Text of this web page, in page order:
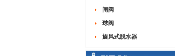
闸阀
球阀
旋风式脱水器